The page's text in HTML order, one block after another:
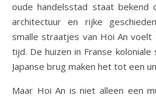
oude handelsstad staat bekend
architectuur en rijke
smalle straatjes van Hoi An
tijd. De huizen in Franse
Japanse brug maken het tot een
Maar Hoi An is niet alleen een